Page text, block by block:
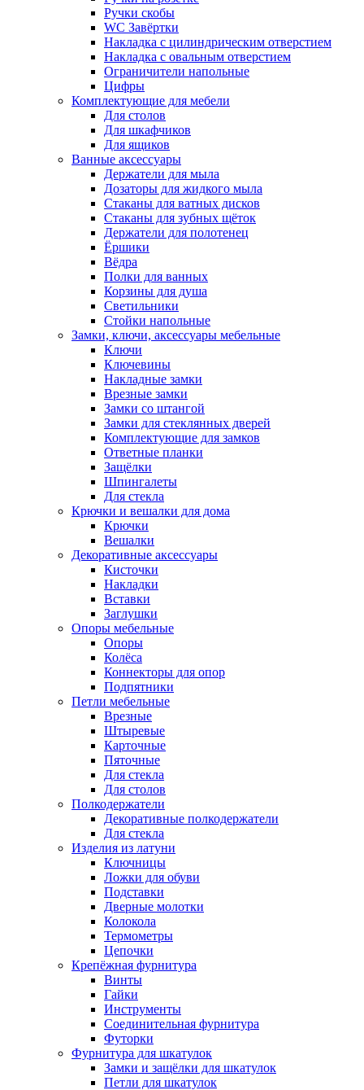
Ручки скобы
WC Завёртки
Накладка с цилиндрическим отверстием
Накладка с овальным отверстием
Ограничители напольные
Цифры
Комплектующие для мебели
Для столов
Для шкафчиков
Для ящиков
Ванные аксессуары
Держатели для мыла
Дозаторы для жидкого мыла
Стаканы для ватных дисков
Стаканы для зубных щёток
Держатели для полотенец
Ёршики
Вёдра
Полки для ванных
Корзины для душа
Светильники
Стойки напольные
Замки, ключи, аксессуары мебельные
Ключи
Ключевины
Накладные замки
Врезные замки
Замки со штангой
Замки для стеклянных дверей
Комплектующие для замков
Ответные планки
Защёлки
Шпингалеты
Для стекла
Крючки и вешалки для дома
Крючки
Вешалки
Декоративные аксессуары
Кисточки
Накладки
Вставки
Заглушки
Опоры мебельные
Опоры
Колёса
Коннекторы для опор
Подпятники
Петли мебельные
Врезные
Штыревые
Карточные
Пяточные
Для стекла
Для столов
Полкодержатели
Декоративные полкодержатели
Для стекла
Изделия из латуни
Ключницы
Ложки для обуви
Подставки
Дверные молотки
Колокола
Термометры
Цепочки
Крепёжная фурнитура
Винты
Гайки
Инструменты
Соединительная фурнитура
Футорки
Фурнитура для шкатулок
Замки и защёлки для шкатулок
Петли для шкатулок